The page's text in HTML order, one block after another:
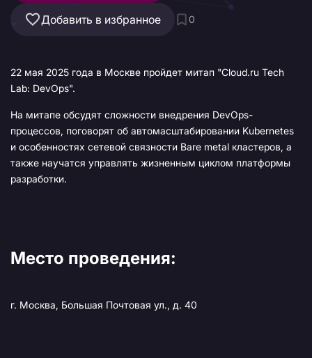
Добавить в избранное 0
22 мая 2025 года в Москве пройдет митап "Cloud․ru Tech
Lab: DevOps".
На митапе обсудят сложности внедрения DevOps-
процессов, поговорят об автомасштабировании Kubernetes
и особенностях сетевой связности Bare metal кластеров, а
также научатся управлять жизненным циклом платформы
разработки.
Место проведения:
г. Москва, Большая Почтовая ул., д. 40